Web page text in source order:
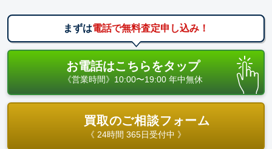
まずは電話で無料査定申し込み！
お電話はこちらをタップ
《営業時間》10:00〜19:00 年中無休
買取のご相談フォーム
《 24時間 365日受付中 》